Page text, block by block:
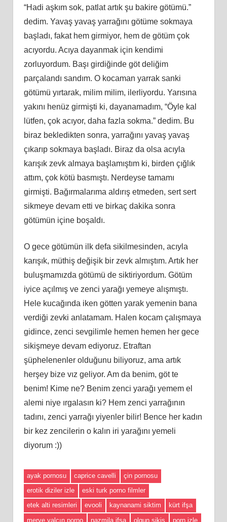
“Hadi aşkım sok, patlat artık şu bakire götümü.”
dedim. Yavaş yavaş yarrağını götüme sokmaya
başladı, fakat hem girmiyor, hem de götüm çok
acıyordu. Acıya dayanmak için kendimi
zorluyordum. Başı girdiğinde göt deliğim
parçalandı sandım. O kocaman yarrak sanki
götümü yırtarak, milim milim, ilerliyordu. Yarısına
yakını henüz girmişti ki, dayanamadım, “Öyle kal
lütfen, çok acıyor, daha fazla sokma.” dedim. Bu
biraz bekledikten sonra, yarrağını yavaş yavaş
çıkarıp sokmaya başladı. Biraz da olsa acıyla
karışık zevk almaya başlamıştım ki, birden çığlık
attım, çok kötü basmıştı. Nerdeyse tamamı
girmişti. Bağırmalarıma aldırış etmeden, sert sert
sikmeye devam etti ve birkaç dakika sonra
götümün içine boşaldı.
O gece götümün ilk defa sikilmesinden, acıyla
karışık, müthiş değişik bir zevk almıştım. Artık her
buluşmamızda götümü de siktiriyordum. Götüm
iyice açılmış ve zenci yarağı yemeye alışmıştı.
Hele kucağında iken götten yarak yemenin bana
verdiği zevki anlatamam. Halen kocam çalışmaya
gidince, zenci sevgilimle hemen hemen her gece
sikişmeye devam ediyoruz. Etraftan
şüphelenenler olduğunu biliyoruz, ama artık
herşey bize vız geliyor. Am da benim, göt te
benim! Kime ne? Benim zenci yarağı yemem el
alemi niye ırgalasın ki? Hem zenci yarrağının
tadını, zenci yarrağı yiyenler bilir! Bence her kadın
bir kez zencilerin o kalın iri yarağını yemeli
diyorum :))
ayak pornosu caprice cavelli
çin pornosu
erotik diziler izle
eski turk porno filmler
etek alti resimleri
evooli kaynanami siktim
kürt ifşa
merve yalçın porno
nazmila ifşa olgun sikiş porn izle